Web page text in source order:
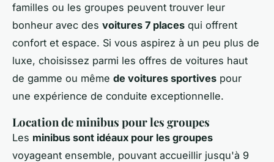
familles ou les groupes peuvent trouver leur
bonheur avec des voitures 7 places qui offrent
confort et espace. Si vous aspirez à un peu plus de
luxe, choisissez parmi les offres de voitures haut
de gamme ou même de voitures sportives pour
une expérience de conduite exceptionnelle.
Location de minibus pour les groupes
Les minibus sont idéaux pour les groupes
voyageant ensemble, pouvant accueillir jusqu'à 9